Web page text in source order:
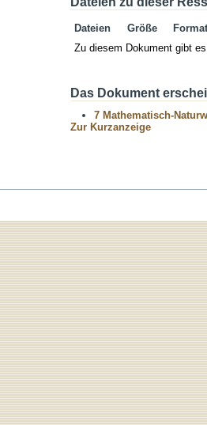
Dateien Größe
Format
Zu diesem Dokument gibt
Das Dokument
7 Mathematisch-
Zur Kurzanzeige